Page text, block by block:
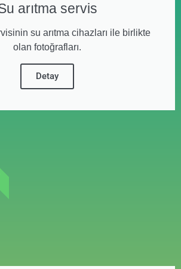
arıtma servis
su arıtma cihazları ile birlikte
olan fotoğrafları.
Detay